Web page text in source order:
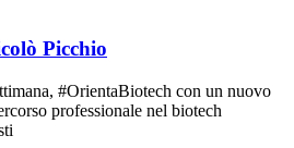
Picchio
#OrientaBiotech con un nuovo
professionale nel biotech